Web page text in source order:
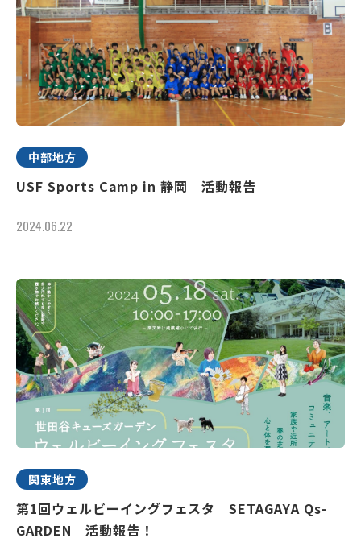
中部地方
USF Sports Camp in 静岡 活動報告
2024.06.22
関東地方
第1回ウェルビーイングフェスタ SETAGAYA Qs-
GARDEN 活動報告！